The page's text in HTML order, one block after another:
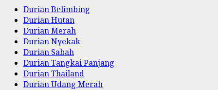
Durian Belimbing
Durian Hutan
Durian Merah
Durian Nyekak
Durian Sabah
Durian Tangkai Panjang
Durian Thailand
Durian Udang Merah